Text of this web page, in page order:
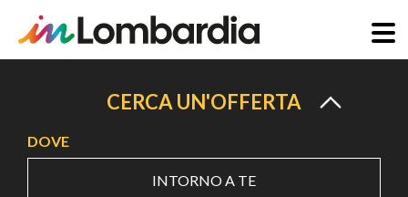
principale
CERCA UN'OFFERTA
DOVE
INTORNO A TE